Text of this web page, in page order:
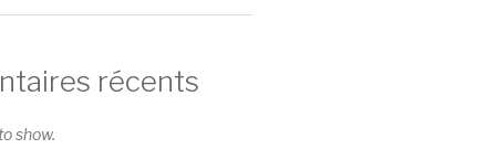
récents
show.